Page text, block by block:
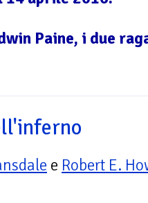
Paine, i due
e Robert E.